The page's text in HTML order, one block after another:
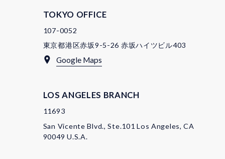
TOKYO OFFICE
107-0052
東京都港区赤坂9-5-26 赤坂ハイツビル403
Google Maps
LOS ANGELES BRANCH
11693
San Vicente Blvd., Ste.101 Los Angeles, CA
90049 U.S.A.